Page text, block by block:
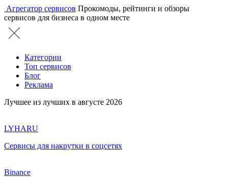
Агрегатор сервисов Прокомоды, рейтинги и обзоры
сервисов для бизнеса в одном месте
Категории
Топ сервисов
Блог
Реклама
Лучшее из лучших в августе 2026
LYHARU
Сервисы для накрутки в соцсетях
Binance